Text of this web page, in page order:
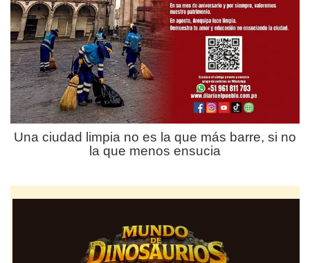
Una ciudad limpia no es la que más barre, si no
la que menos ensucia